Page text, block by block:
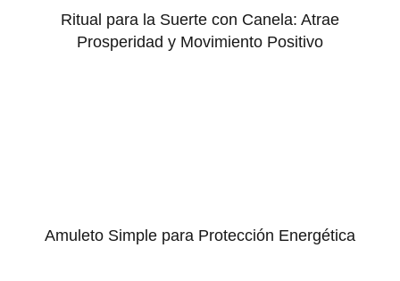
Ritual para la Suerte con Canela: Atrae
Prosperidad y Movimiento Positivo
Amuleto Simple para Protección Energética